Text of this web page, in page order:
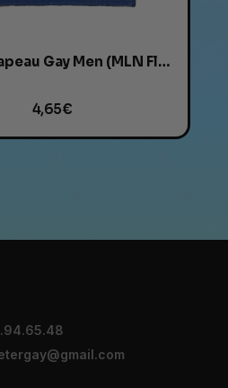
Patch Drapeau Gay Men (MLN Flag) -...
4,65 €